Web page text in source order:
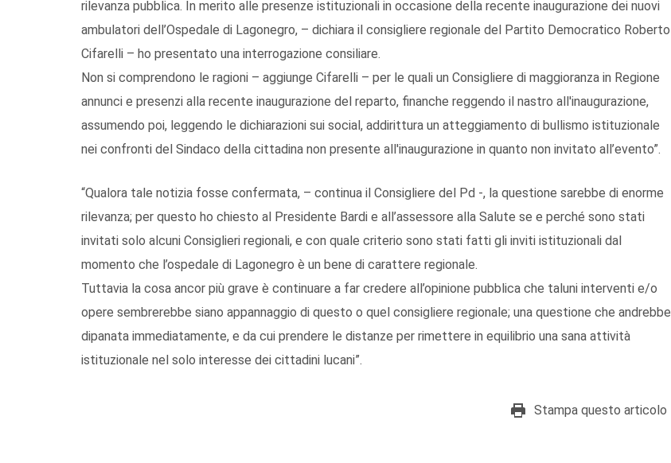
rilevanza pubblica. In merito alle presenze istituzionali in occasione della recente inaugurazione dei nuovi
ambulatori dell’Ospedale di Lagonegro, – dichiara il consigliere regionale del Partito Democratico Roberto
Cifarelli – ho presentato una interrogazione consiliare.
Non si comprendono le ragioni – aggiunge Cifarelli – per le quali un Consigliere di maggioranza in Regione
annunci e presenzi alla recente inaugurazione del reparto, finanche reggendo il nastro all'inaugurazione,
assumendo poi, leggendo le dichiarazioni sui social, addirittura un atteggiamento di bullismo istituzionale
nei confronti del Sindaco della cittadina non presente all'inaugurazione in quanto non invitato all’evento”.
“Qualora tale notizia fosse confermata, – continua il Consigliere del Pd -, la questione sarebbe di enorme
rilevanza; per questo ho chiesto al Presidente Bardi e all’assessore alla Salute se e perché sono stati
invitati solo alcuni Consiglieri regionali, e con quale criterio sono stati fatti gli inviti istituzionali dal
momento che l’ospedale di Lagonegro è un bene di carattere regionale.
Tuttavia la cosa ancor più grave è continuare a far credere all’opinione pubblica che taluni interventi e/o
opere sembrerebbe siano appannaggio di questo o quel consigliere regionale; una questione che andrebbe
dipanata immediatamente, e da cui prendere le distanze per rimettere in equilibrio una sana attività
istituzionale nel solo interesse dei cittadini lucani”.
Stampa questo articolo